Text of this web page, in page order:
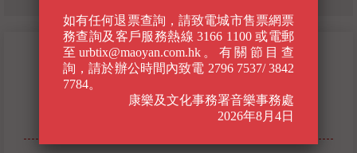
最新
消息
如有任何退票查詢，請致電城市售票網票
務查詢及客戶服務熱線 3166 1100 或電郵
至urbtix@maoyan.com.hk。有關節目查
詢，請於辦公時間內致電 2796 7537/ 3842
7784。
康樂及文化事務署音樂事務處
2026年8月4日